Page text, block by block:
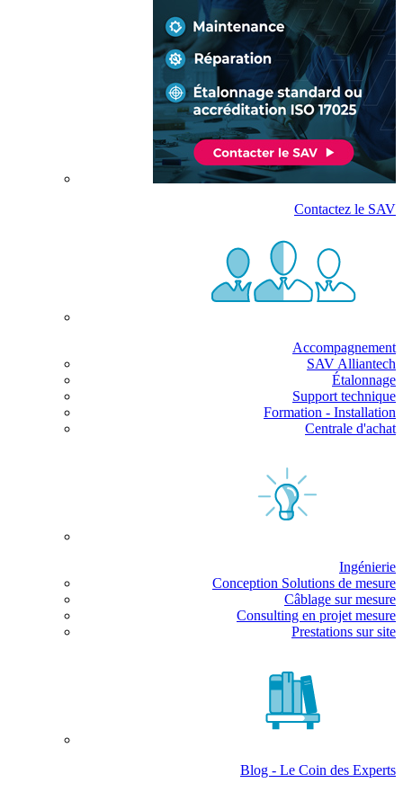
Contactez le SAV
Accompagnement
SAV Alliantech
Étalonnage
Support technique
Formation - Installation
Centrale d'achat
Ingénierie
Conception Solutions de mesure
Câblage sur mesure
Consulting en projet mesure
Prestations sur site
Blog - Le Coin des Experts